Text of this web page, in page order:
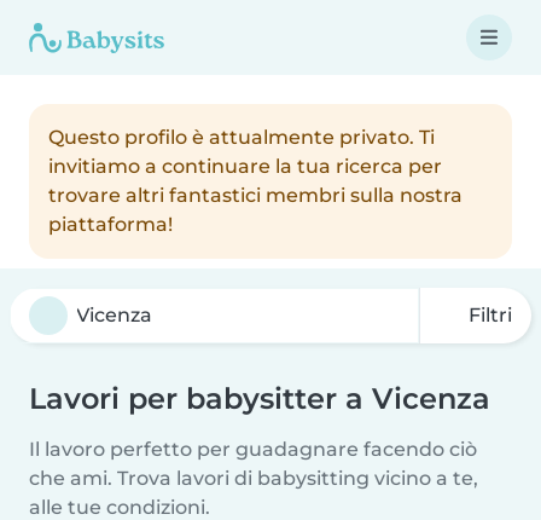
Questo profilo è attualmente privato. Ti
invitiamo a continuare la tua ricerca per
trovare altri fantastici membri sulla nostra
piattaforma!
Filtri
Lavori per babysitter a Vicenza
Il lavoro perfetto per guadagnare facendo ciò
che ami. Trova lavori di babysitting vicino a te,
alle tue condizioni.